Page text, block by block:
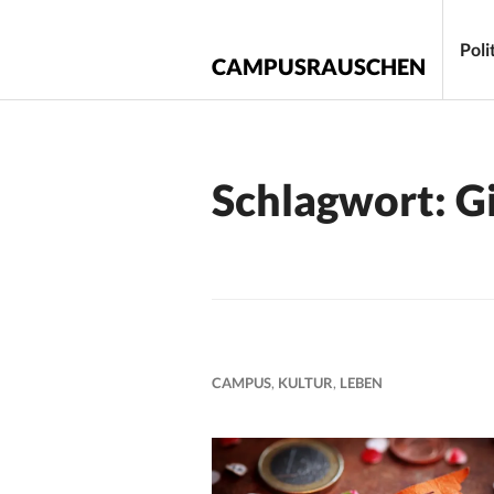
CAMPUSRAUSCHEN
Schlagwort:
CAMPUS, KULTUR, LEBEN